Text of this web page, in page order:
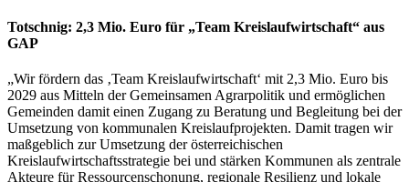
Totschnig: 2,3 Mio. Euro für „Team Kreislaufwirtschaft“ aus
GAP
„Wir fördern das ‚Team Kreislaufwirtschaft‘ mit 2,3 Mio. Euro bis
2029 aus Mitteln der Gemeinsamen Agrarpolitik und ermöglichen
Gemeinden damit einen Zugang zu Beratung und Begleitung bei der
Umsetzung von kommunalen Kreislaufprojekten. Damit tragen wir
maßgeblich zur Umsetzung der österreichischen
Kreislaufwirtschaftsstrategie bei und stärken Kommunen als zentrale
Akteure für Ressourcenschonung, regionale Resilienz und lokale